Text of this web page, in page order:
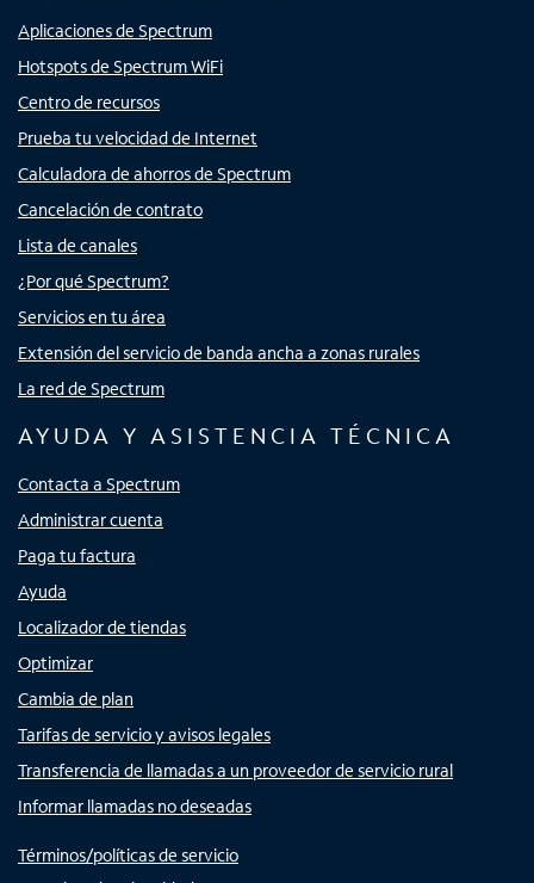
Aplicaciones de Spectrum
Hotspots de Spectrum WiFi
Centro de recursos
Prueba tu velocidad de Internet
Calculadora de ahorros de Spectrum
Cancelación de contrato
Lista de canales
¿Por qué Spectrum?
Servicios en tu área
Extensión del servicio de banda ancha a zonas rurales
La red de Spectrum
AYUDA Y ASISTENCIA TÉCNICA
Contacta a Spectrum
Administrar cuenta
Paga tu factura
Ayuda
Localizador de tiendas
Optimizar
Cambia de plan
Tarifas de servicio y avisos legales
Transferencia de llamadas a un proveedor de servicio rural
Informar llamadas no deseadas
Términos/políticas de servicio